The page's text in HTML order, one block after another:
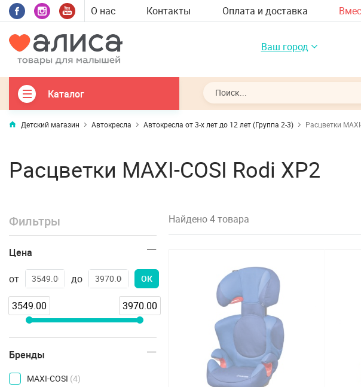
О нас Контакты Оплата и доставка
Ваш город
Каталог
Детский магазин Автокресла Автокресла от 3-х лет до 12 лет (Группа 2-3) Расцветки
Расцветки MAXI-COSI Rodi XP2
Фильтры
Цена
от
до ОК
3549.00 3970.00
Бренды
MAXI-COSI (4)
Найдено 4 товара